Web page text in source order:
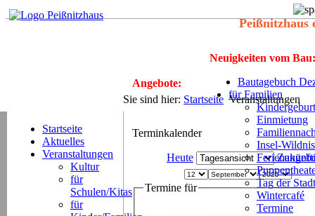
Peißnitzhaus
Neuigkeiten vom Bau:
Bautagebuch
für Familien
Einmietung
Insel-
Tag der
Wintercafé
Termine
Angebote:
Sie sind hier: Startseite Veranstaltungen
Startseite
Aktuelles
Veranstaltungen
Kultur
für
Schulen/Kitas
für
Terminkalender
Heute
Termine für